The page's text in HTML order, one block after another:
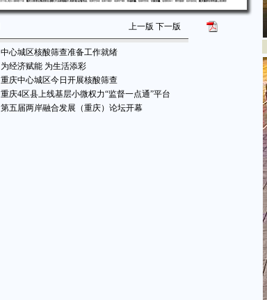
上一版 下一版
中心城区核酸筛查准备工作就绪
为经济赋能 为生活添彩
重庆中心城区今日开展核酸筛查
重庆4区县上线基层小微权力“监督一点通”平台
第五届两岸融合发展（重庆）论坛开幕